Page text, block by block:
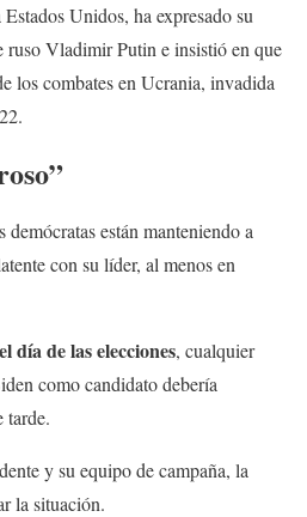
Unidos, ha expresado su
ruso Vladimir Putin e insistió en que
los combates en Ucrania, invadida
demócratas están manteniendo a
con su líder, al menos en
día de las elecciones, cualquier
como candidato debería
tarde.
y su equipo de campaña, la
la situación.